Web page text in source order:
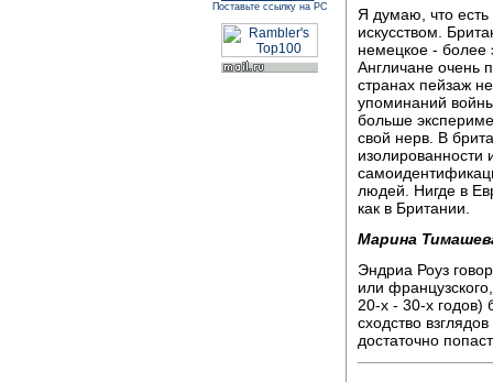
Поставьте ссылку на РС
Я думаю, что
искусством.
немецкое - более
Англичане очень
странах пейзаж
упоминаний
больше
свой нерв. В
изолированности
людей. Нигде в
как в Британии.
Марина
Эндриа Роуз
или
20-х - 30-х годов)
сходство
достаточно